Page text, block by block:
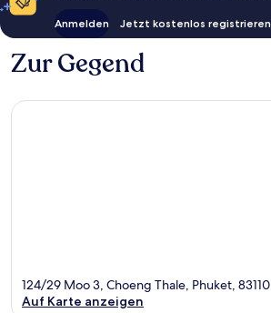
Anmelden Jetzt kostenlos registrieren
Zur Gegend
124/29 Moo 3, Choeng Thale, Phuket, 83110
Auf Karte anzeigen